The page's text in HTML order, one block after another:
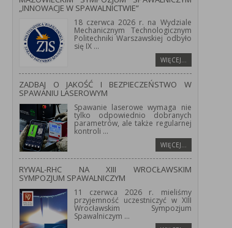
„INNOWACJE W SPAWALNICTWIE”
18 czerwca 2026 r. na Wydziale
Mechanicznym Technologicznym
Politechniki Warszawskiej odbyło
się IX ...
WIĘCEJ…
ZADBAJ O JAKOŚĆ I BEZPIECZEŃSTWO W
SPAWANIU LASEROWYM
Spawanie laserowe wymaga nie
tylko odpowiednio dobranych
parametrów, ale także regularnej
kontroli ...
WIĘCEJ…
RYWAL-RHC NA XIII WROCŁAWSKIM
SYMPOZJUM SPAWALNICZYM
11 czerwca 2026 r. mieliśmy
przyjemność uczestniczyć w XIII
Wrocławskim Sympozjum
Spawalniczym ...